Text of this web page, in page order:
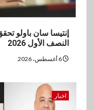
النصف الأول 2026
اخبار